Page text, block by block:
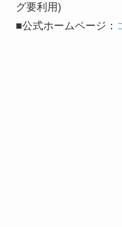
グ要利用)
■公式ホームページ：